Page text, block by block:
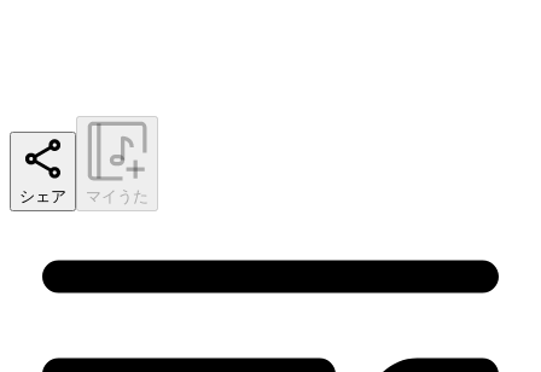
シェア マイうた